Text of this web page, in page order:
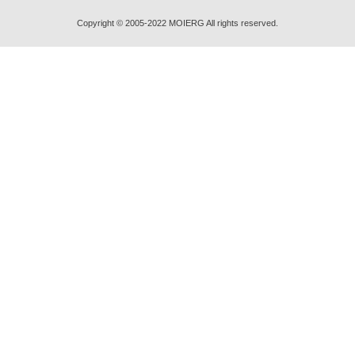
Copyright © 2005-2022 MOIERG All rights reserved.